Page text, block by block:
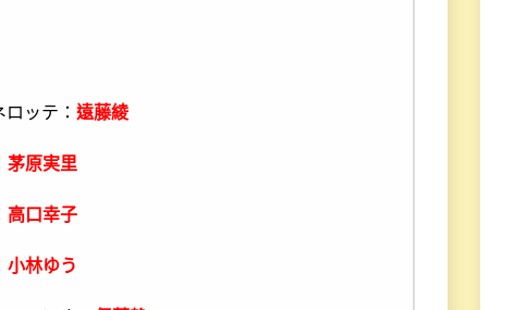
ッテ： 遠藤綾
茅原実里
高口幸子
小林ゆう